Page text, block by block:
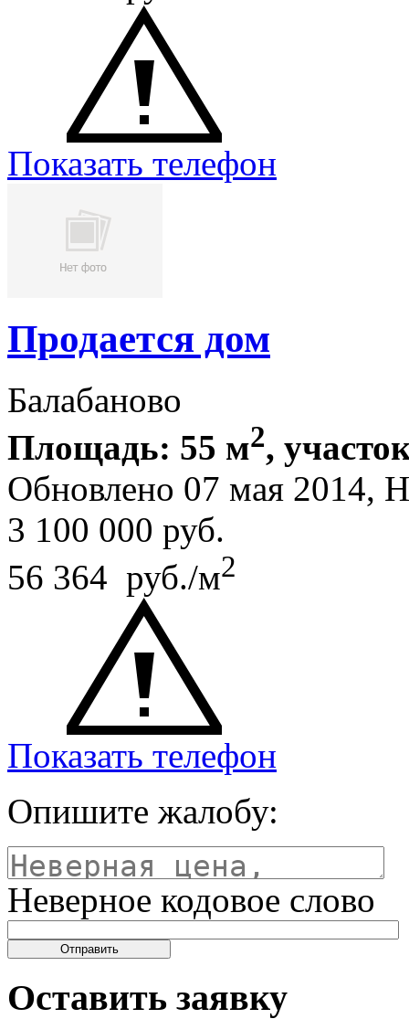
Показать телефон
Продается дом
Балабаново
Площадь: 55 м2,
Обновлено 07 мая 2014,
3 100 000 руб.
56 364 руб./м2
Показать телефон
Опишите жалобу:
Неверное кодовое слово
Оставить заявку